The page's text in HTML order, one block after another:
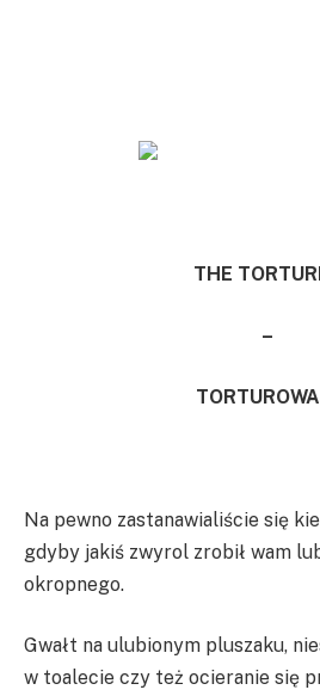
THE
–
Na pewno zastanawialiście się
gdyby jakiś zwyrol zrobił wam
okropnego.
Gwałt na ulubionym pluszaku,
w toalecie czy też ocieranie się